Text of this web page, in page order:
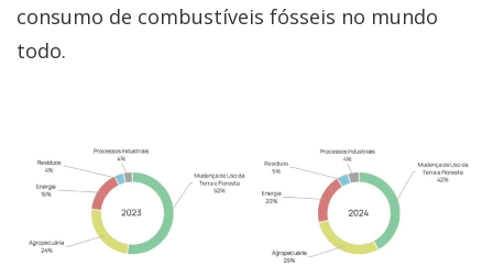
consumo de combustíveis fósseis no mundo
todo.